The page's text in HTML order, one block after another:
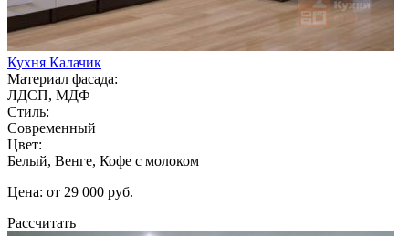
Кухня Калачик
Материал фасада:
ЛДСП, МДФ
Стиль:
Современный
Цвет:
Белый, Венге, Кофе с молоком
Цена: от 29 000 руб.
Рассчитать